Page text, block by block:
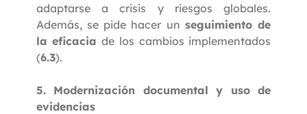
adaptarse a crisis y riesgos globales.
Además, se pide hacer unseguimiento de
la eficacia de los cambios implementados
(6.3).
5. Modernización documental y uso de
evidencias